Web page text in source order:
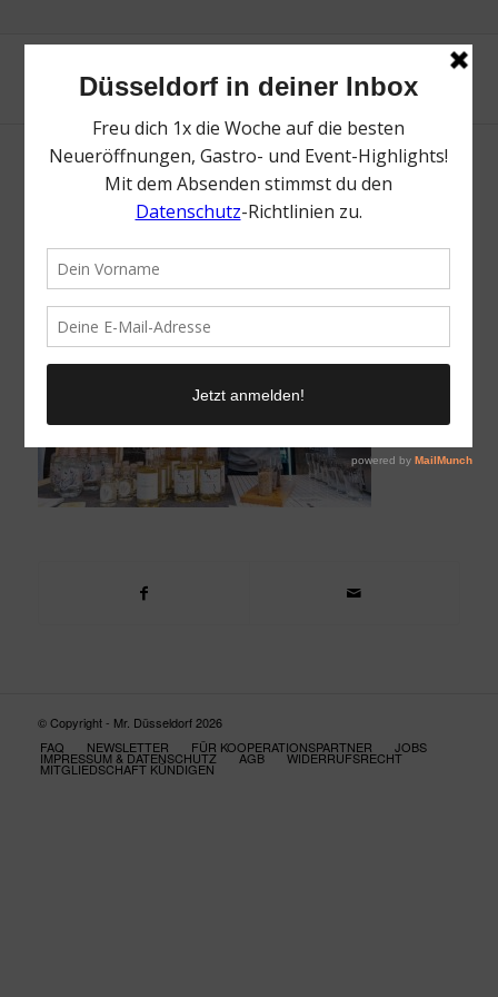
EAS-DÜS-2019-275-72dpi
28. Oktober 2021 /
© Copyright - Mr. Düsseldorf 2026
FAQ
NEWSLETTER FÜR KOOPERATIONSPARTNER JOBS
IMPRESSUM & DATENSCHUTZ AGB WIDERRUFSRECHT
MITGLIEDSCHAFT KÜNDIGEN